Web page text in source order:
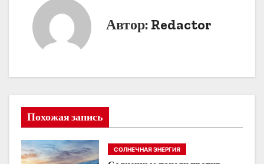
и
я
п
Автор: Redactor
Похожая запись
СОЛНЕЧНАЯ ЭНЕРГИЯ